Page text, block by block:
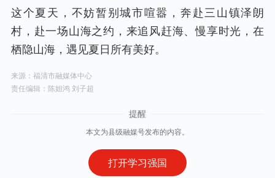
打开学习强国
这个夏天，不妨暂别城市喧嚣，奔赴三山镇泽朗
村，赴一场山海之约，来追风赶海、慢享时光，在
栖隐山海，遇见夏日所有美好。
来源：福清市融媒体中心
责任编辑：陈妲鸿 刘子超
本文为县级融媒号发布的内容。